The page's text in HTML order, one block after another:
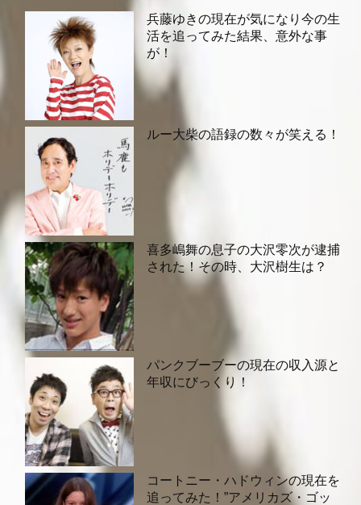
兵藤ゆきの現在が気になり今の生
活を追ってみた結果、意外な事
が！
ルー大柴の語録の数々が笑える！
喜多嶋舞の息子の大沢零次が逮捕
された！その時、大沢樹生は？
パンクブーブーの現在の収入源と
年収にびっくり！
コートニー・ハドウィンの現在を
追ってみた！”アメリカズ・ゴッ